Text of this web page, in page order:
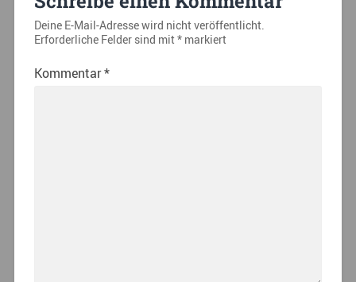
Deine E-Mail-Adresse wird nicht veröffentlicht.
Erforderliche Felder sind mit*markiert
Kommentar*